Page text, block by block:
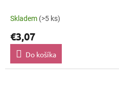
Skladem (>5 ks)
€3,07
Do košíka